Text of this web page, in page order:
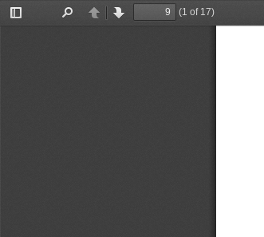
Toggle
PreviousNext
(1 of 17)